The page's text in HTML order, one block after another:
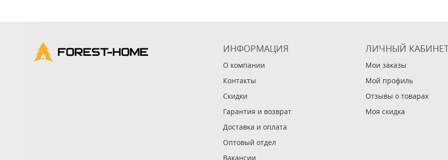
ИНФОРМАЦИЯ
О компании
Контакты
Скидки
Гарантия и возврат
Доставка и оплата
Оптовый отдел
Вакансии
ЛИЧНЫЙ
Мои заказы
Мой профиль
Отзывы о товарах
Моя скидка